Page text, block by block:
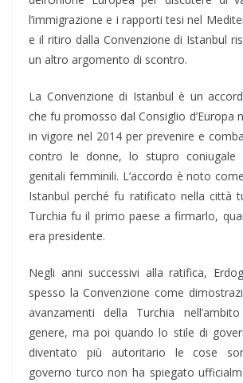
l’immigrazione e i rapporti tesi nel
e il ritiro dalla Convenzione di Istanbul
un altro argomento di scontro.
La Convenzione di Istanbul è un
che fu promosso dal Consiglio d’Europa
in vigore nel 2014 per prevenire e
contro le donne, lo stupro coniugale
genitali femminili. L’accordo è noto
Istanbul perché fu ratificato nella città
Turchia fu il primo paese a firmarlo,
era presidente.
Negli anni successivi alla ratifica,
spesso la Convenzione come
avanzamenti della Turchia
genere, ma poi quando lo stile di
diventato più autoritario le cose
governo turco non ha spiegato